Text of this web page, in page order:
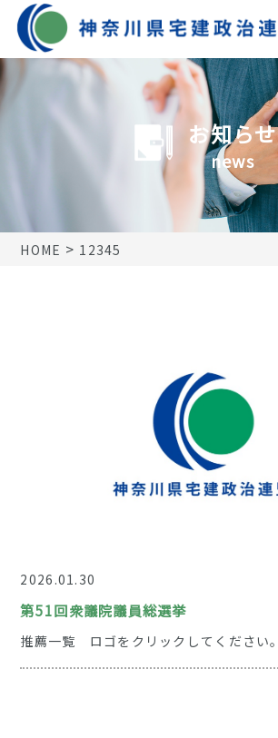
トップページ
活動報告
お知らせ
news
HOME > 12345
2026.01.30
第51回衆議院議員総選挙
推薦一覧 ロゴをクリックしてください。